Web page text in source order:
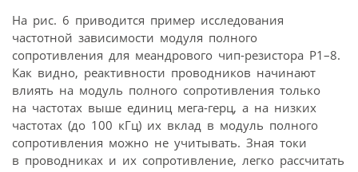
На рис. 6 приводится пример исследования
частотной зависимости модуля полного
сопротивления для меандрового чип-резистора Р1–8.
Как видно, реактивности проводников начинают
влиять на модуль полного сопротивления только
на частотах выше единиц мега-герц, а на низких
частотах (до 100 кГц) их вклад в модуль полного
сопротивления можно не учитывать. Зная токи
в проводниках и их сопротивление, легко рассчитать